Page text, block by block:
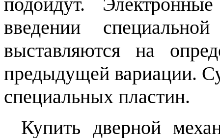
введении
выставляются на
предыдущей вариации.
специальных пластин.
Купить дверной